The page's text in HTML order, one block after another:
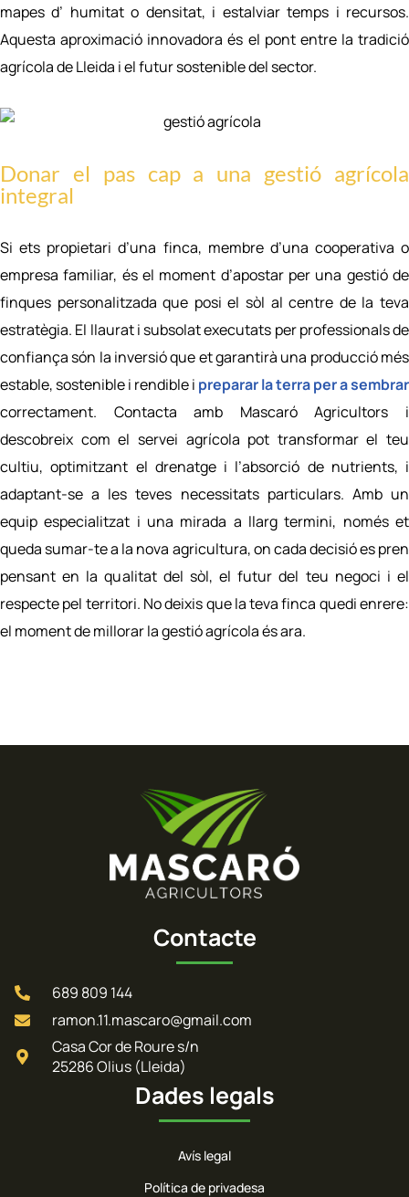
mapes d’ humitat o densitat, i estalviar temps i recursos.
Aquesta aproximació innovadora és el pont entre la tradició
agrícola de Lleida i el futur sostenible del sector.
Donar el pas cap a una gestió agrícola
integral
Si ets propietari d’una finca, membre d’una cooperativa o
empresa familiar, és el moment d’apostar per una gestió de
finques personalitzada que posi el sòl al centre de la teva
estratègia. El llaurat i subsolat executats per professionals de
confiança són la inversió que et garantirà una producció més
estable, sostenible i rendible i preparar la terra per a sembrar
correctament. Contacta amb Mascaró Agricultors i
descobreix com el servei agrícola pot transformar el teu
cultiu, optimitzant el drenatge i l’absorció de nutrients, i
adaptant-se a les teves necessitats particulars. Amb un
equip especialitzat i una mirada a llarg termini, només et
queda sumar-te a la nova agricultura, on cada decisió es pren
pensant en la qualitat del sòl, el futur del teu negoci i el
respecte pel territori. No deixis que la teva finca quedi enrere:
el moment de millorar la gestió agrícola és ara.
Contacte
689 809 144
ramon.11.mascaro@gmail.com
Casa Cor de Roure s/n
25286 Olius (Lleida)
Dades legals
Avís legal
Política de privadesa